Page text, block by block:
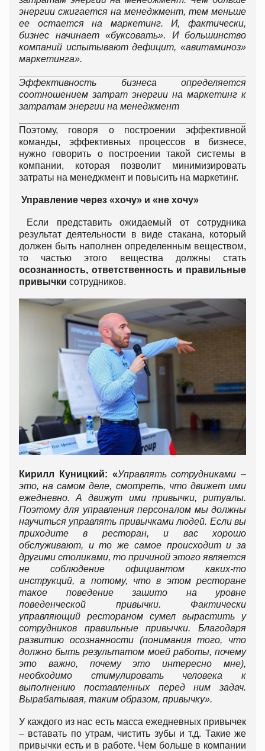
энергии сжигается на менеджмент, тем меньше
ее остается на маркетинг. И, фактически,
бизнес начинает «буксовать». И большинство
компаний испытывают дефицит, «авитаминоз»
маркетинга».
Эффективность бизнеса определяется
соотношением затрат энергии на маркетинг к
затратам энергии на менеджмент
Поэтому, говоря о построении эффективной
команды, эффективных процессов в бизнесе,
нужно говорить о построении такой системы в
компании, которая позволит минимизировать
затраты на менеджмент и повысить на маркетинг.
Управление через «хочу» и «не хочу»
Если представить ожидаемый от сотрудника
результат деятельности в виде стакана, который
должен быть наполнен определенным веществом,
то частью этого вещества должны стать
осознанность, ответственность и правильные
привычки сотрудников.
Кирилл Куницкий: «Управлять сотрудниками –
это, на самом деле, смотреть, что движет ими
ежедневно. А движут ими привычки, ритуалы.
Поэтому для управления персоналом мы должны
научиться управлять привычками людей. Если вы
приходите в ресторан, и вас хорошо
обслуживают, и то же самое происходит и за
другими столиками, то причиной этого является
не соблюдение официантом каких-то
инструкций, а потому, что в этом ресторане
такое поведение зашито на уровне
поведенческой привычки. Фактически
управляющий рестораном сумел вырастить у
сотрудников правильные привычки. Благодаря
развитию осознанности (понимания того, что
должно быть результатом моей работы, почему
это важно, почему это интересно мне),
необходимо стимулировать человека к
выполнению поставленных перед ним задач.
Вырабатывая, таким образом, привычку».
У каждого из нас есть масса ежедневных привычек
– вставать по утрам, чистить зубы и т.д. Такие же
привычки есть и в работе. Чем больше в компании